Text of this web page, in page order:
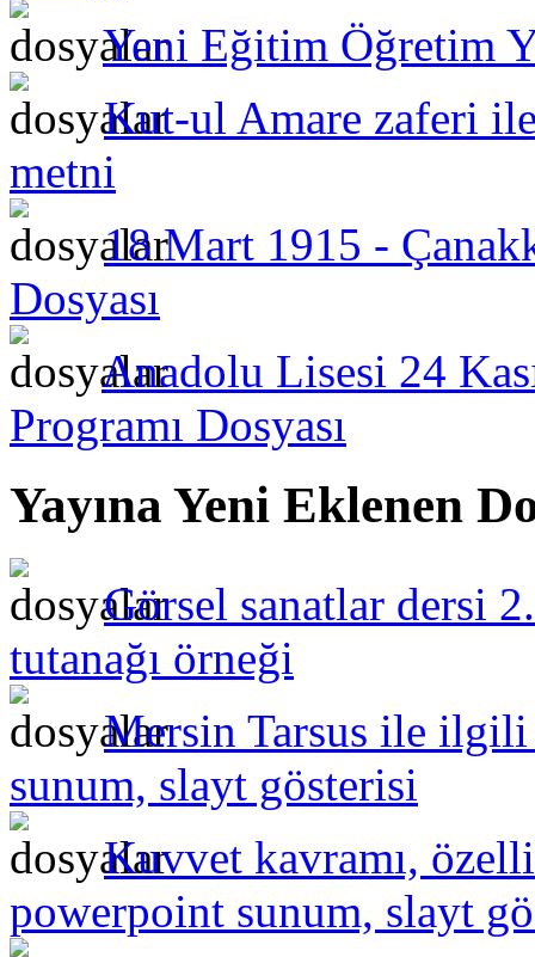
Yeni Eğitim Öğretim
Kut-ul Amare zaferi
metni
18 Mart 1915 -
Dosyası
Anadolu Lisesi 24
Programı Dosyası
Yayına Yeni Eklenen
Görsel sanatlar dersi
tutanağı örneği
Mersin Tarsus ile
sunum, slayt gösterisi
Kuvvet kavramı,
powerpoint sunum, slayt